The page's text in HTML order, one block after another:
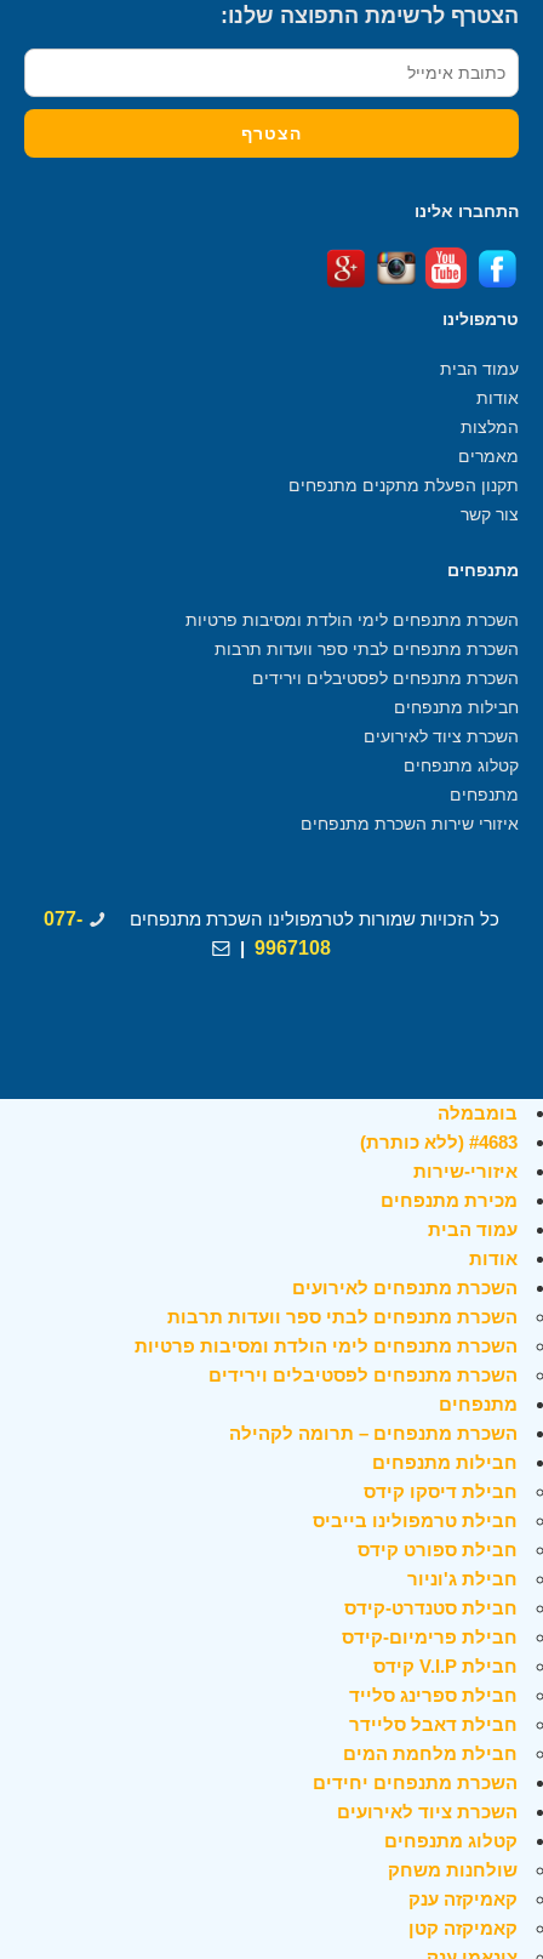
הצטרף לרשימת התפוצה שלנו:
התחברו אלינו
טרמפולינו
עמוד הבית
אודות
המלצות
מאמרים
תקנון הפעלת מתקנים מתנפחים
צור קשר
מתנפחים
השכרת מתנפחים לימי הולדת ומסיבות פרטיות
השכרת מתנפחים לבתי ספר וועדות תרבות
השכרת מתנפחים לפסטיבלים וירידים
חבילות מתנפחים
השכרת ציוד לאירועים
קטלוג מתנפחים
מתנפחים
איזורי שירות השכרת מתנפחים
כל הזכויות שמורות לטרמפולינו השכרת מתנפחים
077-
9967108
|
בומבמלה
#4683 (ללא כותרת)
איזורי-שירות
מכירת מתנפחים
עמוד הבית
אודות
השכרת מתנפחים לאירועים
השכרת מתנפחים לבתי ספר וועדות תרבות
השכרת מתנפחים לימי הולדת ומסיבות פרטיות
השכרת מתנפחים לפסטיבלים וירידים
מתנפחים
השכרת מתנפחים – תרומה לקהילה
חבילות מתנפחים
חבילת דיסקו קידס
חבילת טרמפולינו בייביס
חבילת ספורט קידס
חבילת ג'וניור
חבילת סטנדרט-קידס
חבילת פרימיום-קידס
חבילת V.I.P קידס
חבילת ספרינג סלייד
חבילת דאבל סליידר
חבילת מלחמת המים
השכרת מתנפחים יחידים
השכרת ציוד לאירועים
קטלוג מתנפחים
שולחנות משחק
קאמיקזה ענק
קאמיקזה קטן